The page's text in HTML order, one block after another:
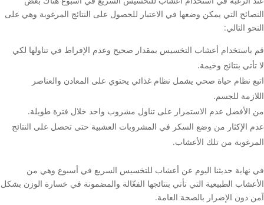
النصائح التي يمكن وضعها في الاعتبار للحصول على النتائج المرغوبة وهي على
النحو التالي:
قم باستخدام أعشاب التخسيس بمقدار صحيح وعدم الإفراط في تناولها لكي
لا تأتي بنتائج وخيمة.
اتبع نظام حياة صحي يشمل نظام غذائي يحتوي على المعادن والعناصر
اللازمة للجسم.
من الأفضل عدم الاستمرار على تناول مشروب واحد خلال فترة طويلة.
عدم الإكثار من وضع السكر في المشروبات العشبية حتى تحصل على النتائج
المرغوبة من تلك الأعشاب.
في نهاية حديثنا اليوم عن أعشاب للتخسيس السريع في أسبوع وهي من
الأعشاب الطبيعية التي تأتي بنتائجها الفعّالة والمضمونة في خسارة الوزن بشكل
آمن دون الإضرار بالصحة العامة.